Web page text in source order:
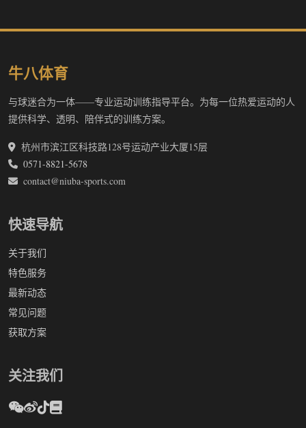
牛八体育
与球迷合为一体——专业运动训练指导平台。为每一位热爱运动的人
提供科学、透明、陪伴式的训练方案。
杭州市滨江区科技路128号运动产业大厦15层
0571-8821-5678
contact@niuba-sports.com
快速导航
关于我们
特色服务
最新动态
常见问题
获取方案
关注我们